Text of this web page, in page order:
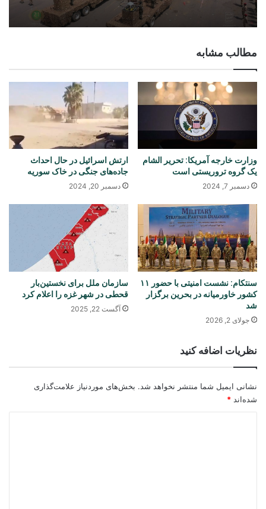
مطالب مشابه
وزارت خارجه آمریکا: تحریر الشام
یک گروه تروریستی است
دسمبر 7, 2024
ارتش اسرائیل در حال احداث
جاده‌های جنگی در خاک سوریه
دسمبر 20, 2024
سنتکام: نشست امنیتی با حضور ۱۱
کشور خاورمیانه در بحرین برگزار
شد
جولای 2, 2026
سازمان ملل برای نخستین‌بار
قحطی در شهر غزه را اعلام کرد
آگست 22, 2025
نظریات اضافه کنید
نشانی ایمیل شما منتشر نخواهد شد. بخش‌های موردنیاز علامت‌گذاری
شده‌اند *